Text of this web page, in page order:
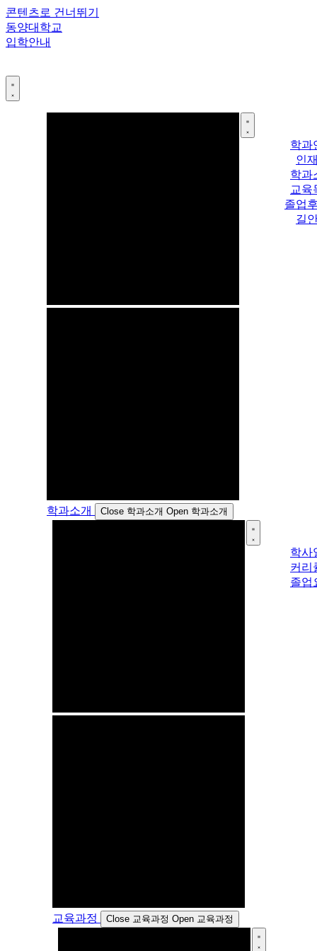
콘텐츠로 건너뛰기
동양대학교
입학안내
학과소개 Close 학과소개 Open 학과소개
학과
인
학과
교육
졸업
길
교육과정 Close 교육과정 Open 교육과정
학사
커리
졸업